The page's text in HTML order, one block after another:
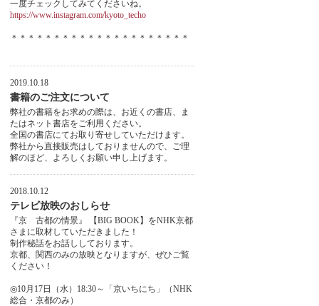
一度チェックしてみてくださいね。
https://www.instagram.com/kyoto_techo
＊＊＊＊＊＊＊＊＊＊＊＊＊＊＊＊＊＊＊＊＊
2019.10.18
書籍のご注文について
弊社の書籍をお求めの際は、お近くの書店、ま
たはネット書店をご利用ください。
全国の書店にてお取り寄せしていただけます。
弊社から直接販売はしておりませんので、ご理
解のほど、よろしくお願い申し上げます。
2018.10.12
テレビ放映のおしらせ
『京 古都の情景』 【BIG BOOK】をNHK京都
さまに取材していただきました！
制作秘話をお話ししております。
京都、関西のみの放映となりますが、ぜひご覧
ください！
◎10月17日（水）18:30～「京いちにち」（NHK
総合・京都のみ）